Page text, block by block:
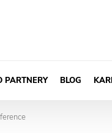
PARTNERY BLOG